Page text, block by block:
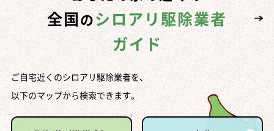
全国のシロアリ駆除業者
ガイド
ご自宅近くのシロアリ駆除業者を、
以下のマップから検索できます。